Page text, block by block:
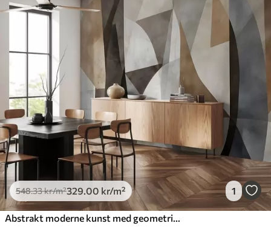
548.33kr/m²329.00 kr/m² 1
Abstrakt moderne kunst med geometriske former i nyanser av brunt, grått og beige